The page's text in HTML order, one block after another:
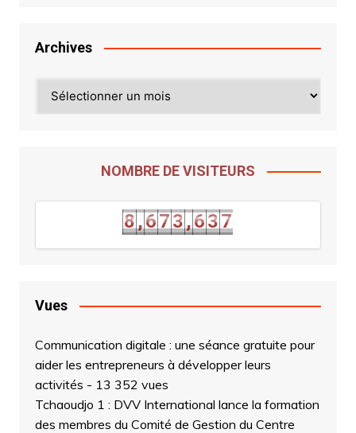
Archives
NOMBRE DE VISITEURS
8
8
,
,
6
6
7
7
3
3
,
,
6
6
3
37
6
Vues
Communication digitale : une séance gratuite pour
aider les entrepreneurs à développer leurs
activités - 13 352 vues
Tchaoudjo 1 : DVV International lance la formation
des membres du Comité de Gestion du Centre